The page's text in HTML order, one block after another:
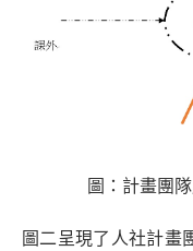
圖：計畫團
圖二呈現了人社計畫